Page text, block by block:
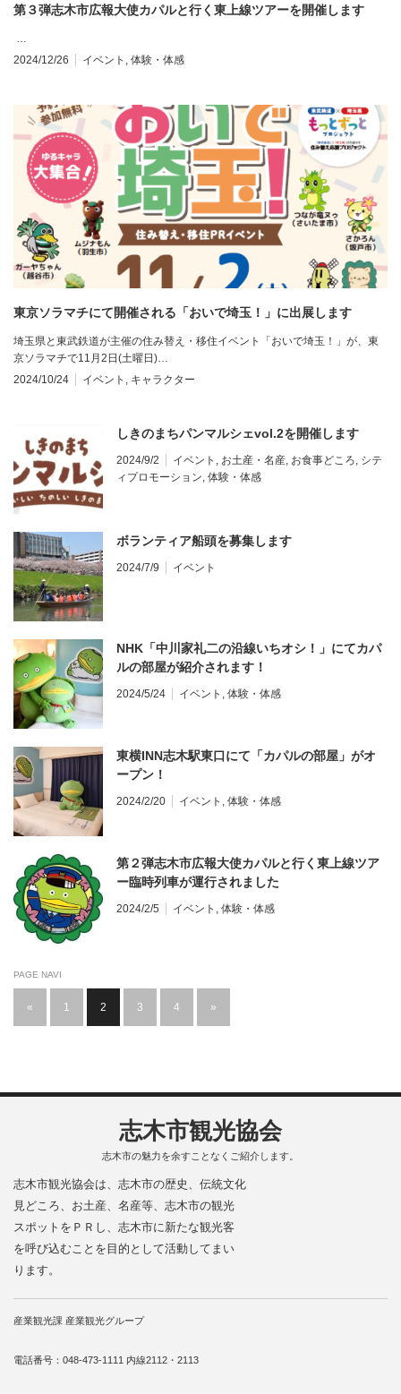
第３弾志木市広報大使カパルと行く東上線ツアーを開催します
…
2024/12/26
イベント , 体験・体感
東京ソラマチにて開催される「おいで埼玉！」に出展します
埼玉県と東武鉄道が主催の住み替え・移住イベント「おいで埼玉！」が、東
京ソラマチで11月2日(土曜日)…
2024/10/24
イベント , キャラクター
しきのまちパンマルシェvol.2を開催します
2024/9/2 イベント , お土産・名産, お食事どころ, シテ
ィプロモーション, 体験・体感
ボランティア船頭を募集します
2024/7/9 イベント
NHK「中川家礼二の沿線いちオシ！」にてカパ
ルの部屋が紹介されます！
2024/5/24 イベント , 体験・体感
東横INN志木駅東口にて「カパルの部屋」がオ
ープン！
2024/2/20 イベント , 体験・体感
第２弾志木市広報大使カパルと行く東上線ツア
ー臨時列車が運行されました
2024/2/5 イベント , 体験・体感
PAGE NAVI
« 1 2 3 4 »
志木市観光協会
志木市の魅力を余すことなくご紹介します。
志木市観光協会は、志木市の歴史、伝統文化
見どころ、お土産、名産等、志木市の観光
スポットをＰＲし、志木市に新たな観光客
を呼び込むことを目的として活動してまい
ります。
産業観光課 産業観光グループ
電話番号：048-473-1111 内線2112・2113